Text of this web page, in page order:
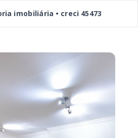
imobiliária • creci 45473